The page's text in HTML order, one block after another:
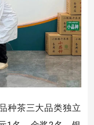
种茶三大品类独立